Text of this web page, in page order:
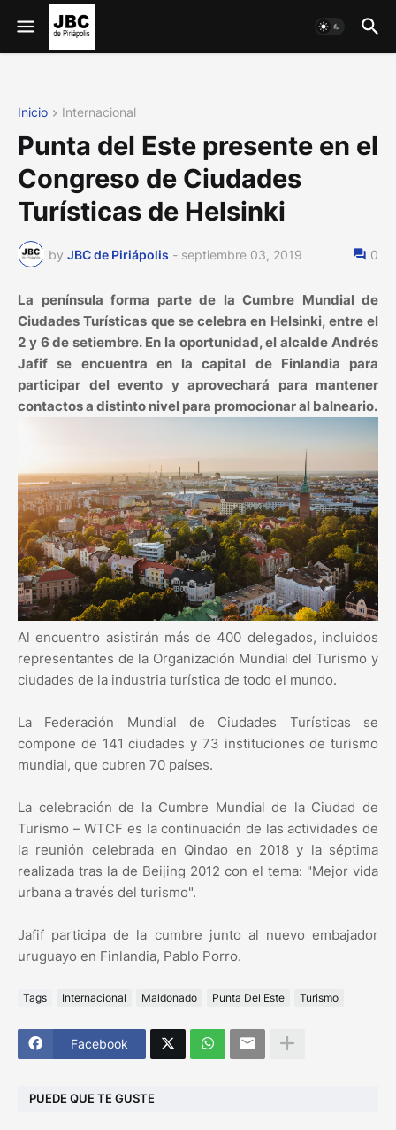
Inicio Internacional
Punta del Este presente en el
Congreso de Ciudades
Turísticas de Helsinki
by JBC de Piriápolis - septiembre 03, 2019 0
La península forma parte de la Cumbre Mundial de
Ciudades Turísticas que se celebra en Helsinki, entre el
2 y 6 de setiembre. En la oportunidad, el alcalde Andrés
Jafif se encuentra en la capital de Finlandia para
participar del evento y aprovechará para mantener
contactos a distinto nivel para promocionar al balneario.
Al encuentro asistirán más de 400 delegados, incluidos
representantes de la Organización Mundial del Turismo y
ciudades de la industria turística de todo el mundo.
La Federación Mundial de Ciudades Turísticas se
compone de 141 ciudades y 73 instituciones de turismo
mundial, que cubren 70 países.
La celebración de la Cumbre Mundial de la Ciudad de
Turismo – WTCF es la continuación de las actividades de
la reunión celebrada en Qindao en 2018 y la séptima
realizada tras la de Beijing 2012 con el tema: "Mejor vida
urbana a través del turismo".
Jafif participa de la cumbre junto al nuevo embajador
uruguayo en Finlandia, Pablo Porro.
Tags Internacional Maldonado Punta Del Este Turismo
Facebook
PUEDE QUE TE GUSTE